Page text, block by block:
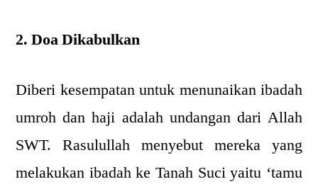
2. Doa Dikabulkan
Diberi kesempatan untuk menunaikan ibadah
umroh dan haji adalah undangan dari Allah
SWT. Rasulullah menyebut mereka yang
melakukan ibadah ke Tanah Suci yaitu ‘tamu